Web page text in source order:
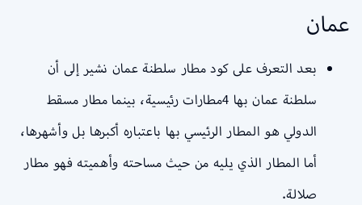
عمان
بعد التعرف على كود مطار سلطنة عمان نشير إلى أن
سلطنة عمان بها 4مطارات رئيسية، بينما مطار مسقط
الدولي هو المطار الرئيسي بها باعتباره أكبرها بل وأشهرها،
أما المطار الذي يليه من حيث مساحته وأهميته فهو مطار
صلالة.